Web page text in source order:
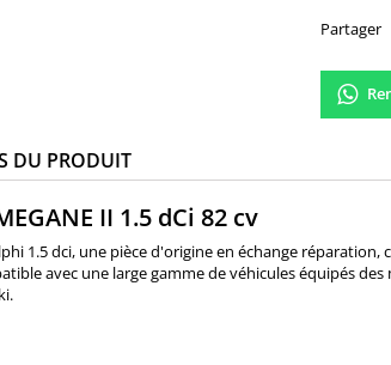
Partager
DU PRODUIT
II 1.5 dCi 82 cv
1.5 dci, une pièce d'origine en échange
avec une large gamme de véhicules équipés